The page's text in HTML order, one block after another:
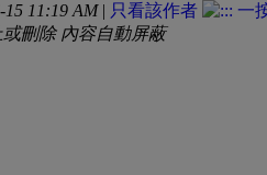
15 11:19 AM| 只看該作者
刪除 內容自動屏蔽